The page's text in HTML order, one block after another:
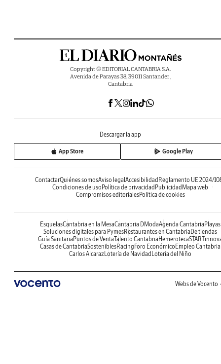
Copyright © EDITORIAL CANTABRIA S.A.
Avenida de Parayas 38, 39011 Santander ,
Cantabria
Descargar la app
App Store Google Play
ContactarQuiénes somosAviso legalAccesibilidadReglamento UE 2024/
Condiciones de usoPolítica de privacidadPublicidadMapa web
Compromisos editorialesPolítica de cookies
EsquelasCantabria en la MesaCantabria DModaAgenda CantabriaPlayas
Soluciones digitales para PymesRestaurantes en CantabriaDe tiendas
Guía SanitariaPuntos de VentaTalento CantabriaHemeroteca
Casas de CantabriaSosteniblesRacingForo EconómicoEmpleo Cantabria
Carlos AlcarazLotería de NavidadLotería del Niño
Webs de Vocento